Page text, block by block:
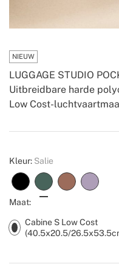
NIEUW
Uitbreidbare harde
Low Cost-
LUGGAGE STUDIO
Create
Kleur: Salie
Maat:
Cabine S Low Cost
(40.5x20.5/